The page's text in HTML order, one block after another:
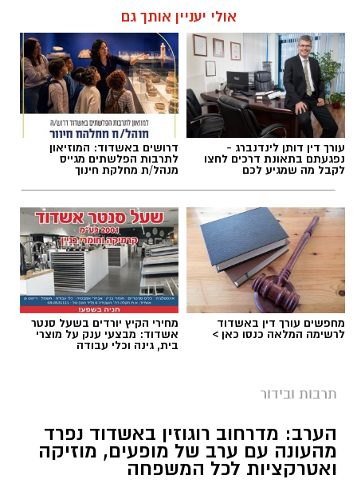
להאזנה לתוכן:
אלדה נתנאל / 10:10 07.08.26
תגים:פסטיבל תור הזהב אשדוד
אולי יעניין אותך גם
עורך דין דותן לינדנברג -
נפגעתם בתאונת דרכים לחצו
לקבל מה שמגיע לכם
דרושים באשדוד: המוזיאון
לתרבות הפלשתים מגייס
מנהל/ת מחלקת חינוך
מחפשים עורך דין באשדוד
לרשימה המלאה כנסו כאן >
מחירי הקיץ יורדים בשעל סנטר
אשדוד: מבצעי ענק על מוצרי
בית, גינה וכלי עבודה
תרבות ובידור
הערב: מדרחוב רוגוזין באשדוד נפרד
מהעונה עם ערב של מופעים, מוזיקה
ואטרקציות לכל המשפחה